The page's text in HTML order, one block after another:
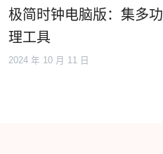
极简时钟电脑版：集多
理工具
2024 年 10 月 11 日